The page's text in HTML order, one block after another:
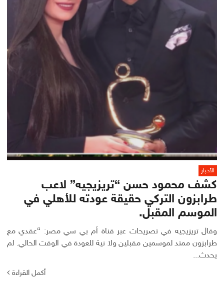
الأخبار
كشف محمود حسن “تريزيجيه” لاعب
طرابزون التركي حقيقة عودته للأهلي في
الموسم المقبل.
وقال تريزيجيه في تصريحات عبر قناة أم بي سي مصر: “عقدي مع
طرابزون ممتد لموسمين مقبلين ولا نية للعودة في الوقت الحالي. لم
يحدث...
أكمل القراءة